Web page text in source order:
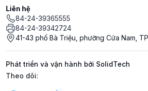
Liên hệ
84-24-39365555
84-24-39342724
41-43 phố Bà Triệu, phường Cửa Nam,
Phát triển và vận hành bởi SolidTech
Mạng xã hội
Theo dõi: